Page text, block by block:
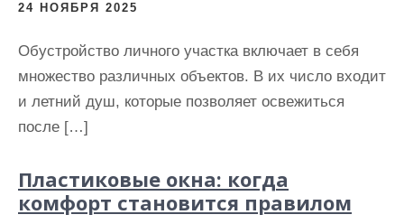
24 НОЯБРЯ 2025
Обустройство личного участка включает в себя
множество различных объектов. В их число входит
и летний душ, которые позволяет освежиться
после […]
Пластиковые окна: когда
комфорт становится правилом